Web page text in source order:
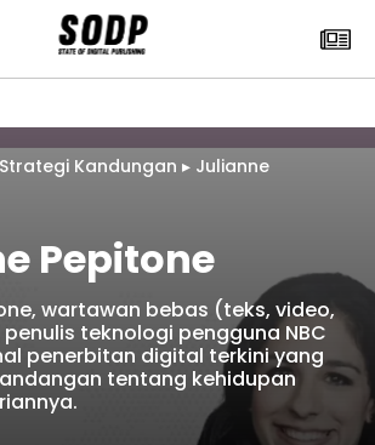
Strategi Kandungan ▸ Julianne
Pepitone
wartawan bebas (teks, video,
teknologi pengguna NBC
penerbitan digital terkini yang
tentang kehidupan